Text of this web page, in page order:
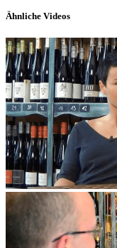
Ähnliche Videos